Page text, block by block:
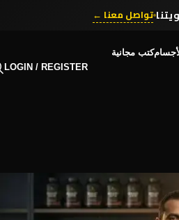
كتب مجانية
LOGIN / REGISTER
تسوّق الآن ←